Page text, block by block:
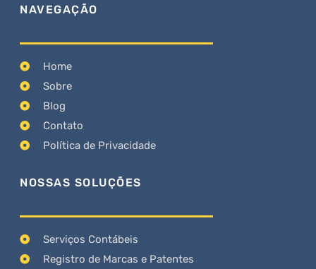
NAVEGAÇÃO
Home
Sobre
Blog
Contato
Política de Privacidade
NOSSAS SOLUÇÕES
Serviços Contábeis
Registro de Marcas e Patentes